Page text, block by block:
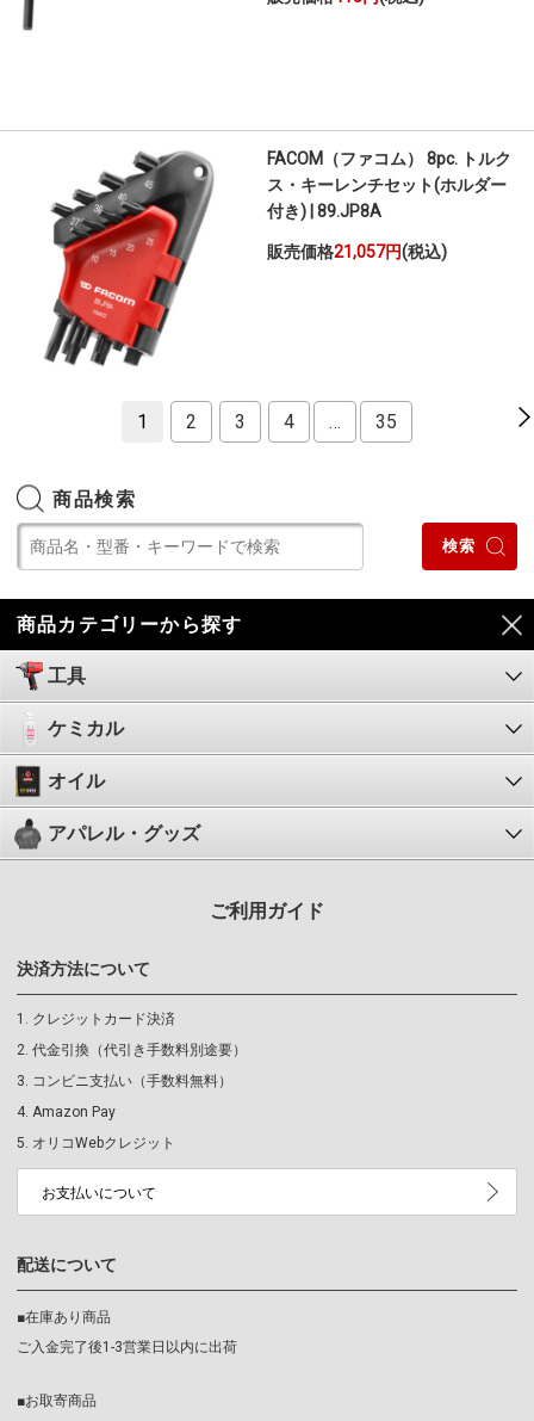
FACOM（ファコム） 8pc. トルク
ス・キーレンチセット(ホルダー
付き) | 89.JP8A
販売価格21,057円(税込)
1 2 3 4 … 35
商品検索
商品カテゴリーから探す
工具
ケミカル
オイル
アパレル・グッズ
ご利用ガイド
決済方法について
クレジットカード決済
代金引換（代引き手数料別途要）
コンビニ支払い（手数料無料）
Amazon Pay
オリコWebクレジット
お支払いについて
配送について
■在庫あり商品
ご入金完了後1-3営業日以内に出荷
■お取寄商品